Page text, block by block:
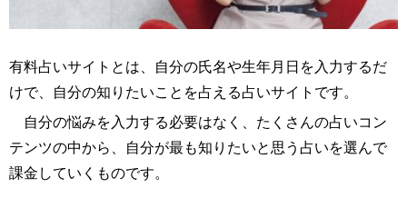
有料占いサイトとは、自分の氏名や生年月日を入力するだ
けで、自分の知りたいことを占える占いサイトです。
自分の悩みを入力する必要はなく、たくさんの占いコン
テンツの中から、自分が最も知りたいと思う占いを選んで
課金していくものです。